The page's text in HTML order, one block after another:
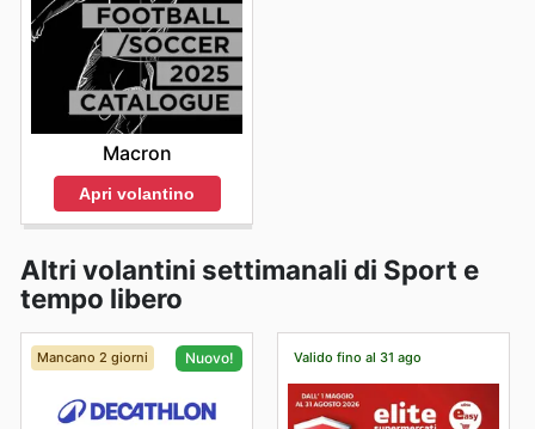
Macron
Apri volantino
Altri volantini settimanali di Sport e
tempo libero
Mancano 2 giorni Nuovo! Valido fino al 31 ago